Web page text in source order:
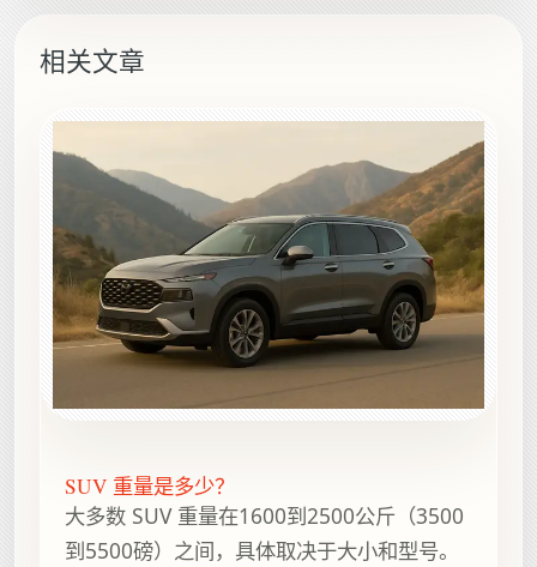
相关文章
SUV 重量是多少？
大多数 SUV 重量在1600到2500公斤（3500
到5500磅）之间，具体取决于大小和型号。